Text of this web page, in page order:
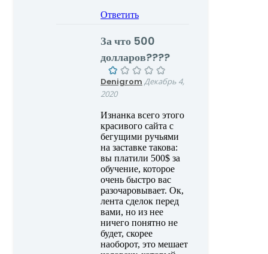
Ответить
За что 500
долларов????
Denigrom Декабрь 4,
2020
Изнанка всего этого
красивого сайта с
бегущими ручьями
на заставке такова:
вы платили 500$ за
обучение, которое
очень быстро вас
разочаровывает. Ок,
лента сделок перед
вами, но из нее
ничего понятно не
будет, скорее
наоборот, это мешает